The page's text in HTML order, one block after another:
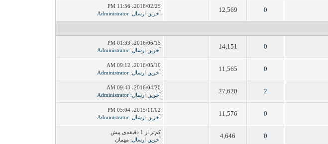
0
12,569
2016/02/25، 11:56 PM
آخرین ارسال:
Administrator
0
14,151
2016/06/15، 01:33 PM
آخرین ارسال:
Administrator
0
11,565
2016/05/10، 09:12 AM
آخرین ارسال:
Administrator
2
27,620
2016/04/20، 09:43 AM
آخرین ارسال:
Administrator
0
11,576
2015/11/02، 05:04 PM
آخرین ارسال:
Administrator
0
4,646
کم‌تر از 1 دقیقه‌ی پیش
آخرین ارسال: مهمان